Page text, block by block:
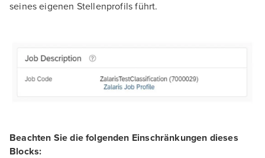
seines eigenen Stellenprofils führt.
Beachten Sie die folgenden Einschränkungen dieses
Blocks: